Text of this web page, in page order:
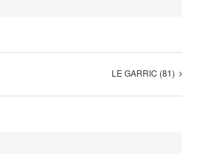
LE GARRIC (81)